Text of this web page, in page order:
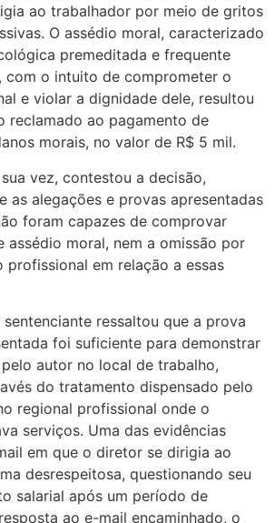
ao trabalhador por meio de gritos
O assédio moral, caracterizado
premeditada e frequente
com o intuito de comprometer o
e violar a dignidade dele, resultou
reclamado ao pagamento de
morais, no valor de R$ 5 mil.
vez, contestou a decisão,
as alegações e provas apresentadas
foram capazes de comprovar
assédio moral, nem a omissão por
profissional em relação a essas
ressaltou que a prova
foi suficiente para demonstrar
autor no local de trabalho,
do tratamento dispensado pelo
regional profissional onde o
serviços. Uma das evidências
em que o diretor se dirigia ao
desrespeitosa, questionando seu
salarial após um período de
ao e-mail encaminhado, o